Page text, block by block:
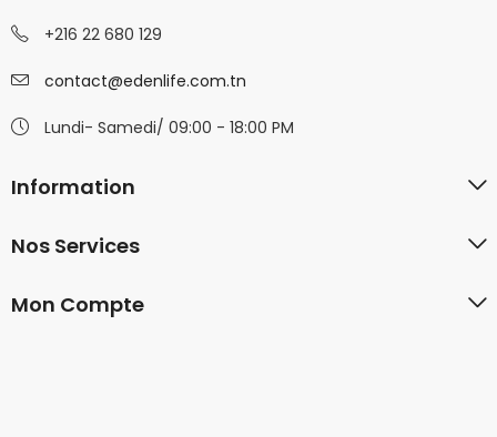
+216 22 680 129
contact@edenlife.com.tn
Lundi- Samedi/ 09:00 - 18:00 PM
Information
Nos Services
Mon Compte